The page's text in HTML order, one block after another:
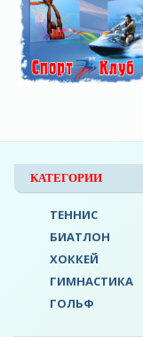
КАТЕГОРИИ
ТЕННИС
БИАТЛОН
ХОККЕЙ
ГИМНАСТИКА
ГОЛЬФ